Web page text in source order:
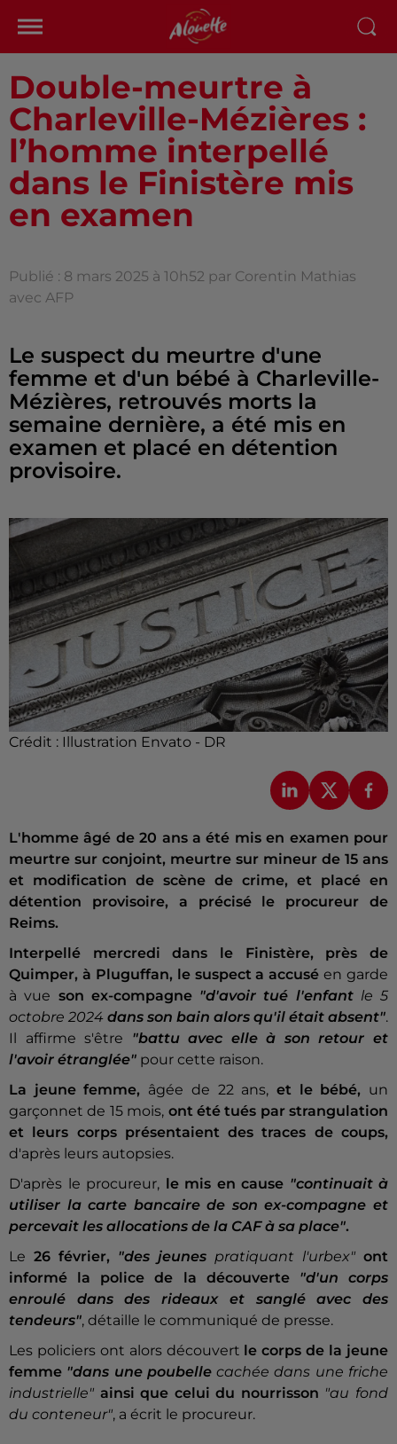
Double-meurtre à
Charleville-Mézières :
l’homme interpellé
dans le Finistère mis
en examen
Publié : 8 mars 2025 à 10h52 par Corentin Mathias
avec AFP
Le suspect du meurtre d'une
femme et d'un bébé à Charleville-
Mézières, retrouvés morts la
semaine dernière, a été mis en
examen et placé en détention
provisoire.
Crédit : Illustration Envato - DR
L'homme âgé de 20 ans a été mis en examen pour
meurtre sur conjoint, meurtre sur mineur de 15 ans
et modification de scène de crime, et placé en
détention provisoire, a précisé le procureur de
Reims.
Interpellé mercredi dans le Finistère, près de
Quimper, à Pluguffan, le suspect a accusé en garde
à vue son ex-compagne "d'avoir tué l'enfant le 5
octobre 2024 dans son bain alors qu'il était absent".
Il affirme s'être "battu avec elle à son retour et
l'avoir étranglée" pour cette raison.
La jeune femme, âgée de 22 ans, et le bébé, un
garçonnet de 15 mois, ont été tués par strangulation
et leurs corps présentaient des traces de coups,
d'après leurs autopsies.
D'après le procureur, le mis en cause "continuait à
utiliser la carte bancaire de son ex-compagne et
percevait les allocations de la CAF à sa place".
Le 26 février, "des jeunes pratiquant l'urbex" ont
informé la police de la découverte "d'un corps
enroulé dans des rideaux et sanglé avec des
tendeurs", détaille le communiqué de presse.
Les policiers ont alors découvert le corps de la jeune
femme "dans une poubellecachée dans une friche
industrielle" ainsi que celui du nourrisson "au fond
du conteneur", a écrit le procureur.